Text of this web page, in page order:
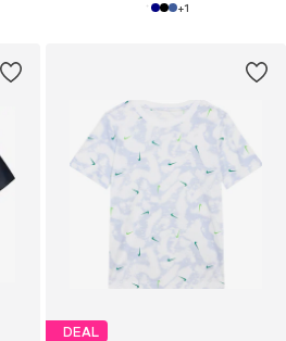
+1
DEAL